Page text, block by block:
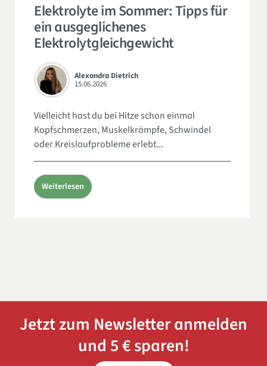
Elektrolyte im Sommer: Tipps für
ein ausgeglichenes
Elektrolytgleichgewicht
Alexandra Dietrich
15.06.2026
Vielleicht hast du bei Hitze schon einmal
Kopfschmerzen, Muskelkrämpfe, Schwindel
oder Kreislaufprobleme erlebt...
Weiterlesen
Jetzt zum Newsletter anmelden
und 5 € sparen!